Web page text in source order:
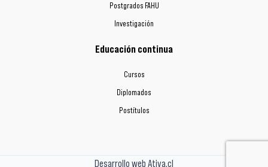
Postgrados FAHU
Investigación
Educación continua
Cursos
Diplomados
Postítulos
Desarrollo web Ativa.cl